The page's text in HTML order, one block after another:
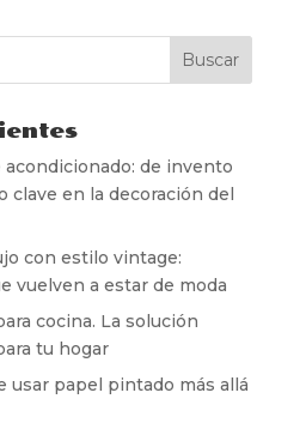
acondicionado: de invento
clave en la decoración del
con estilo vintage:
vuelven a estar de moda
cocina. La solución
tu hogar
usar papel pintado más allá